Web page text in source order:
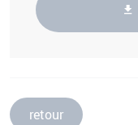
retour